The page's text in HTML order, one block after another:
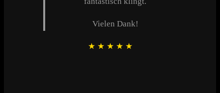
Vielen Dank!
★ ★ ★ ★ ★